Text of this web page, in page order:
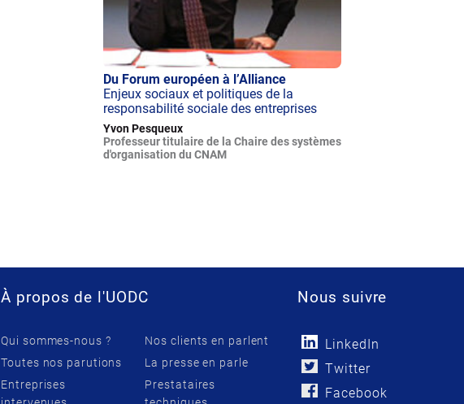
Du Forum européen à l’Alliance
Enjeux sociaux et politiques de la
responsabilité sociale des entreprises
Yvon Pesqueux
Professeur titulaire de la Chaire des systèmes
d'organisation du CNAM
À propos de l'UODC
Qui sommes-nous ?
Toutes nos parutions
Entreprises
Nos clients en parlent
La presse en parle
Prestataires
Nous suivre
LinkedIn
Twitter
Facebook